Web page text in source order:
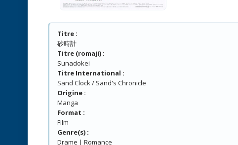
Titre :
砂時計
Titre (romaji) :
Sunadokei
Titre International :
Sand Clock / Sand's Chronicle
Origine :
Manga
Format :
Film
Genre(s) :
Drame | Romance